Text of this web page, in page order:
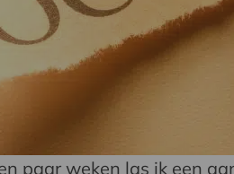
paar weken las ik een